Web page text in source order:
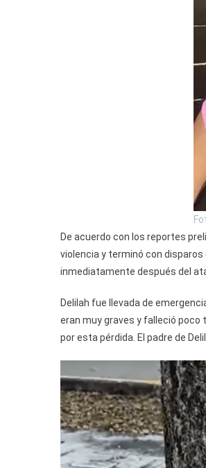
De acuerdo con los reportes
violencia y terminó con disparos
inmediatamente después del
Delilah fue llevada de
eran muy graves y falleció poco
por esta pérdida. El padre de